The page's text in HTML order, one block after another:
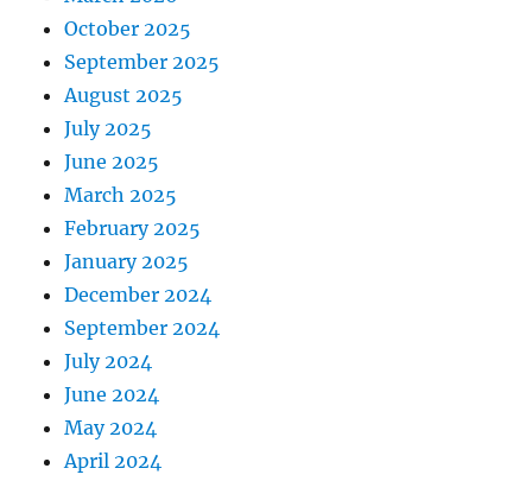
October 2025
September 2025
August 2025
July 2025
June 2025
March 2025
February 2025
January 2025
December 2024
September 2024
July 2024
June 2024
May 2024
April 2024